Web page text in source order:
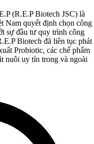
(R.E.P Biotech JSC) là
Nam quyết định chọn công
sự đầu tư quy trình công
Biotech đã liên tục phát
Probiotic, các chế phẩm
nuôi uy tín trong và ngoài